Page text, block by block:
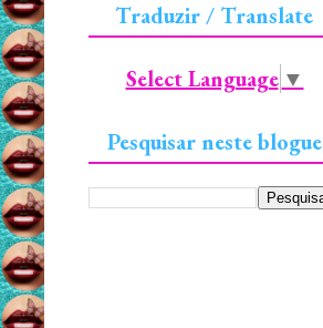
Traduzir / Translate
Select Language ▼
Pesquisar neste blogue